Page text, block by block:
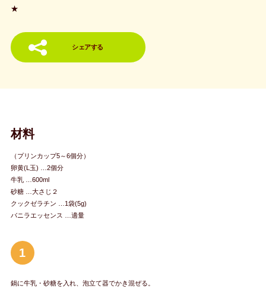
★
シェアする
材料
（プリンカップ5～6個分）
卵黄(L玉) …2個分
牛乳 …600ml
砂糖 …大さじ２
クックゼラチン …1袋(5g)
バニラエッセンス …適量
1
鍋に牛乳・砂糖を入れ、泡立て器でかき混ぜる。